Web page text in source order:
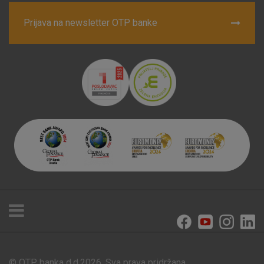
Prijava na newsletter OTP banke
Prihvaćam upotrebu navedenih kolačića
Nužni (tehnički) kolačići - uvijek aktivni
Ovi kolačići nužni su za funkcioniranje internetske stranice i
ne mogu se isključiti u našim sustavima. Uobičajeno se
postavljaju kao odgovor na vaše radnje koje uključuju zahtjev
za uslugama, kao što su postavke kolačića. Svoj preglednik
možete postaviti da blokira te kolačiće ili pošalje upozorenje
o njima, ali u tom slučaju neki dijelovi stranice neće raditi. Ti
kolačići ne pohranjuju nikakve informacije koje bi vas mogle
Detaljnije informacije o kolačićima